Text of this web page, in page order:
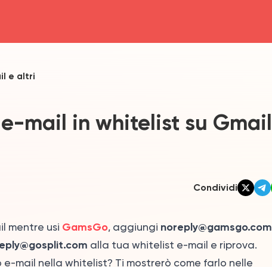
e altri
mail in whitelist su Gmail
Condividi
mentre usi GamsGo, aggiungi noreply@gamsgo.com
alla tua whitelist e-mail e riprova.
e-mail nella whitelist? Ti mostrerò come farlo nelle